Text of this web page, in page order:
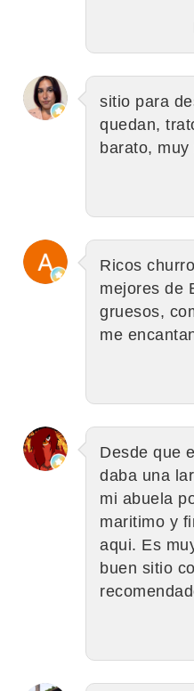
sitio para
quedan,
barato,
Ricos
mejores de
gruesos,
me
Desde que
daba una
mi abuela
maritimo y
aqui. Es
buen sitio